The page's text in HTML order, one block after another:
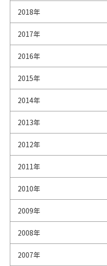
2018年
2017年
2016年
2015年
2014年
2013年
2012年
2011年
2010年
2009年
2008年
2007年